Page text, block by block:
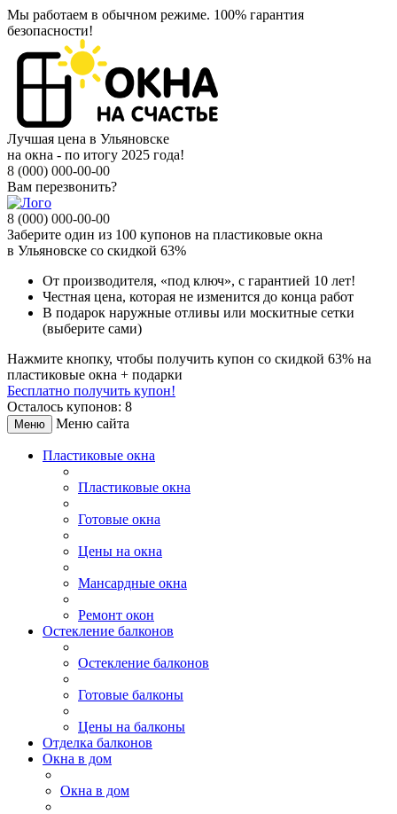
Мы работаем в обычном режиме. 100% гарантия
безопасности!
Лучшая цена в Ульяновске
на окна - по итогу 2025 года!
8 (000) 000-00-00
Вам перезвонить?
8 (000) 000-00-00
Заберите один из 100 купонов на пластиковые окна
в Ульяновске со скидкой 63%
От производителя, «под ключ», с гарантией 10 лет!
Честная цена, которая не изменится до конца работ
В подарок наружные отливы или москитные сетки
(выберите сами)
Нажмите кнопку, чтобы получить купон со скидкой 63% на
пластиковые окна + подарки
Бесплатно получить купон!
Осталось купонов: 8
Меню Меню сайта
Пластиковые окна
Пластиковые окна
Готовые окна
Цены на окна
Мансардные окна
Ремонт окон
Остекление балконов
Остекление балконов
Готовые балконы
Цены на балконы
Отделка балконов
Окна в дом
Окна в дом